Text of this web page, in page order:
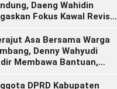
Daeng Wahidin
Fokus Kawal Revisi
Asa Bersama Warga
Denny Wahyudi
Membawa Bantuan,
Semangat
DPRD Kabupaten